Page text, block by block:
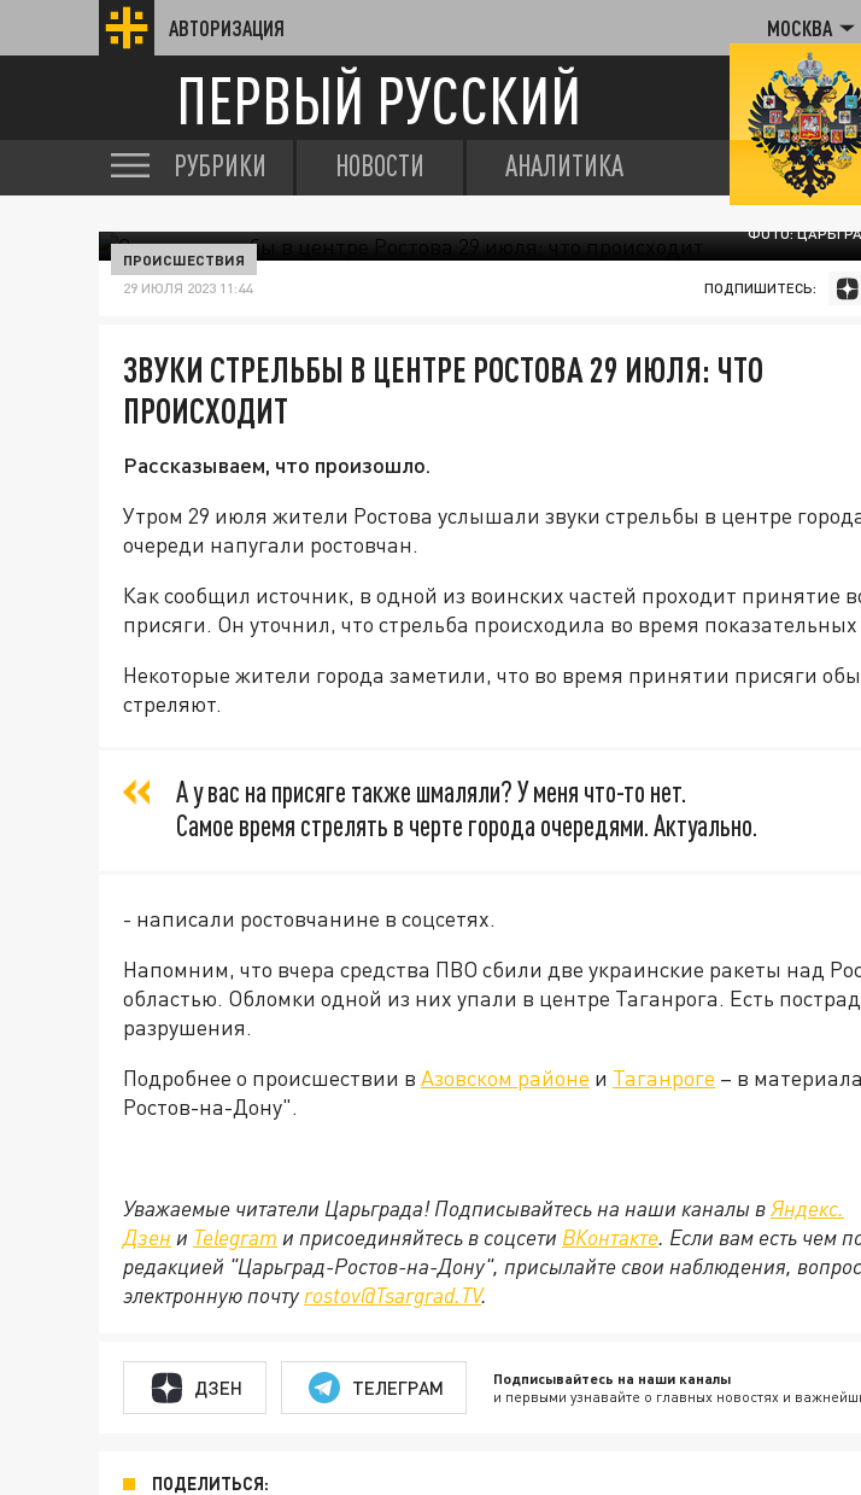
АВТОРИЗАЦИЯ МОСКВА
ПЕРВЫЙ РУССКИЙ
РУБРИКИ НОВОСТИ АНАЛИТИКА
ФОТО:
ПРОИСШЕСТВИЯ
29 ИЮЛЯ 2023 11:44 ПОДПИШИТЕСЬ:
ЗВУКИ СТРЕЛЬБЫ В ЦЕНТРЕ РОСТОВА 29 ИЮЛЯ: ЧТО
ПРОИСХОДИТ
Рассказываем, что произошло.
Утром 29 июля жители Ростова услышали звуки стрельбы в центре
очереди напугали ростовчан.
Как сообщил источник, в одной из воинских частей проходит принятие
присяги. Он уточнил, что стрельба происходила во время
Некоторые жители города заметили, что во время принятии присяги
стреляют.
А у вас на присяге также шмаляли? У меня что-то нет.
Самое время стрелять в черте города очередями. Актуально.
- написали ростовчанине в соцсетях.
Напомним, что вчера средства ПВО сбили две украинские ракеты над
областью. Обломки одной из них упали в центре Таганрога. Есть
разрушения.
Подробнее о происшествии в Азовском районе и Таганроге – в
Ростов-на-Дону".
Уважаемые читатели Царьграда! Подписывайтесь на наши каналы вЯндекс.
Дзен и Telegram и присоединяйтесь в соцсети ВКонтакте. Если вам есть чем
редакцией "Царьград-Ростов-на-Дону", присылайте свои наблюдения,
электронную почту rostov@Tsargrad.ТV.
ДЗЕН ТЕЛЕГРАМ Подписывайтесь на наши каналы
и первыми узнавайте о главных новостях и
ПОДЕЛИТЬСЯ: